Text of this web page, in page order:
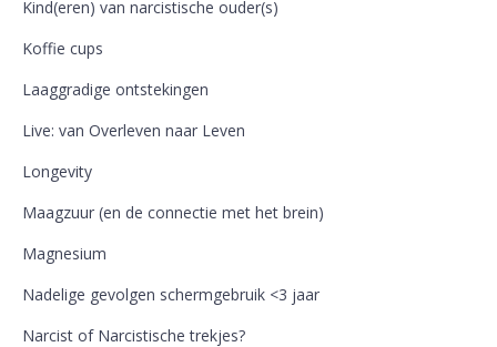
Kind(eren) van narcistische ouder(s)
Koffie cups
Laaggradige ontstekingen
Live: van Overleven naar Leven
Longevity
Maagzuur (en de connectie met het brein)
Magnesium
Nadelige gevolgen schermgebruik <3 jaar
Narcist of Narcistische trekjes?